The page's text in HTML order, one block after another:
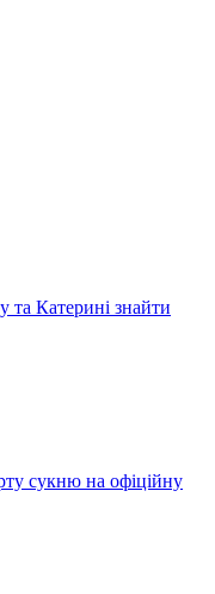
Катерині знайти
сукню на офіційну